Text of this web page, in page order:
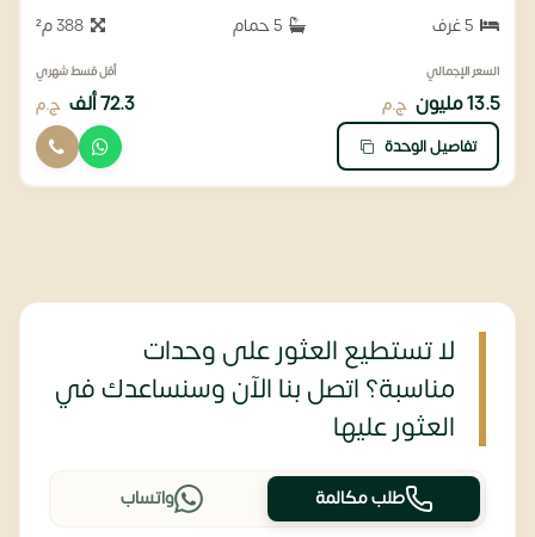
5 حمام 388 م²
السعر الإجمالي
13.5 مليون ج.م
أقل قسط شهري
72.3 ألف ج.م
تفاصيل الوحدة
لا تستطيع العثور على وحدات
مناسبة؟ اتصل بنا الآن وسنساعدك في
العثور عليها
طلب مكالمة واتساب